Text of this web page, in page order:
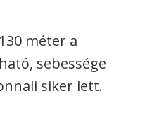
méter a
sebessége
siker lett.